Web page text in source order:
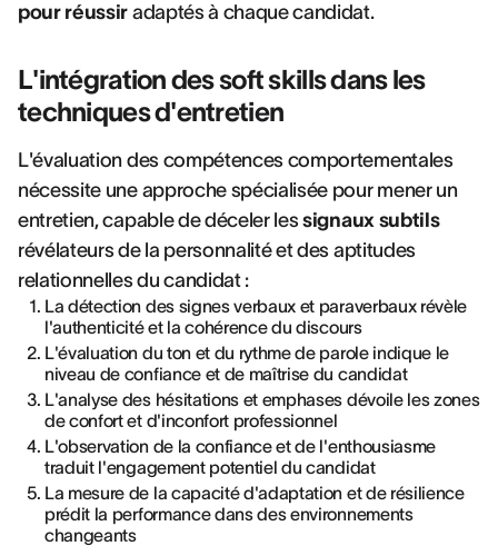
pour réussir adaptés à chaque candidat.
L'intégration des soft skills dans les
techniques d'entretien
L'évaluation des compétences comportementales
nécessite une approche spécialisée pour mener un
entretien, capable de déceler lessignaux subtils
révélateurs de la personnalité et des aptitudes
relationnelles du candidat :
La détection des signes verbaux et paraverbaux révèle
l'authenticité et la cohérence du discours
L'évaluation du ton et du rythme de parole indique le
niveau de confiance et de maîtrise du candidat
L'analyse des hésitations et emphases dévoile les zones
de confort et d'inconfort professionnel
L'observation de la confiance et de l'enthousiasme
traduit l'engagement potentiel du candidat
La mesure de la capacité d'adaptation et de résilience
prédit la performance dans des environnements
changeants